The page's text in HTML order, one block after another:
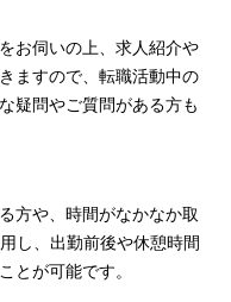
お伺いの上、求人紹介や
ますので、転職活動中の
疑問やご質問がある方も
方や、時間がなかなか取
し、出勤前後や休憩時間
とが可能です。